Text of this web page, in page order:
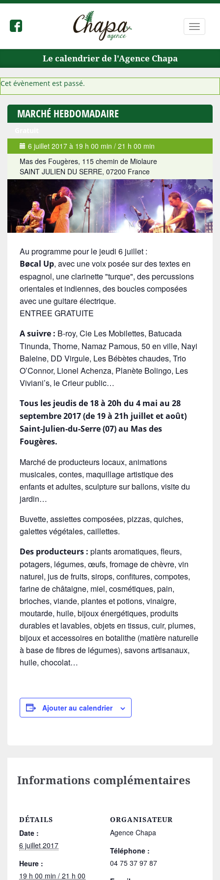
la
Le calendrier de l'Agence Chapa
Cet évènement est passé.
MARCHÉ HEBDOMADAIRE
6 juillet 2017 à 19 h 00 min / 21 h 00 min
Mas des Fougères, 115 chemin de Miolaure
SAINT JULIEN DU SERRE, 07200 France
Au programme pour le jeudi 6 juillet :
Bøcal Up, avec une voix posée sur des textes en
espagnol, une clarinette "turque", des percussions
orientales et indiennes, des boucles composées
avec une guitare électrique.
ENTREE GRATUITE
A suivre : B-roy, Cie Les Mobilettes, Batucada
Tinunda, Thorne, Namaz Pamous, 50 en ville, Nayi
Baleine, DD Virgule, Les Bébètes chaudes, Trio
O’Connor, Lionel Achenza, Planète Bolingo, Les
Viviani’s, le Crieur public…
Tous les jeudis de 18 à 20h du 4 mai au 28
septembre 2017 (de 19 à 21h juillet et août)
Saint-Julien-du-Serre (07) au Mas des
Fougères.
Marché de producteurs locaux, animations
musicales, contes, maquillage artistique des
enfants et adultes, sculpture sur ballons, visite du
jardin…
Buvette, assiettes composées, pizzas, quiches,
galettes végétales, caillettes.
Des producteurs : plants aromatiques, fleurs,
potagers, légumes, œufs, fromage de chèvre, vin
naturel, jus de fruits, sirops, confitures, compotes,
farine de châtaigne, miel, cosmétiques, pain,
brioches, viande, plantes et potions, vinaigre,
moutarde, huile, bijoux énergétiques, produits
durables et lavables, objets en tissus, cuir, plumes,
bijoux et accessoires en botalithe (matière naturelle
à base de fibres de légumes), savons artisanaux,
huile, chocolat…
Ajouter au calendrier
Informations complémentaires
DÉTAILS
Date :
6 juillet 2017
Heure :
19 h 00 min / 21 h 00
ORGANISATEUR
Agence Chapa
Téléphone :
04 75 37 97 87